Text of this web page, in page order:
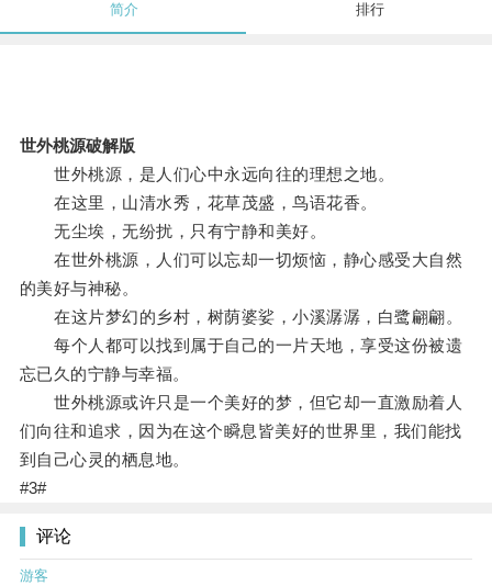
简介 排行
世外桃源破解版
世外桃源，是人们心中永远向往的理想之地。
在这里，山清水秀，花草茂盛，鸟语花香。
无尘埃，无纷扰，只有宁静和美好。
在世外桃源，人们可以忘却一切烦恼，静心感受大自然
的美好与神秘。
在这片梦幻的乡村，树荫婆娑，小溪潺潺，白鹭翩翩。
每个人都可以找到属于自己的一片天地，享受这份被遗
忘已久的宁静与幸福。
世外桃源或许只是一个美好的梦，但它却一直激励着人
们向往和追求，因为在这个瞬息皆美好的世界里，我们能找
到自己心灵的栖息地。
#3#
评论
游客